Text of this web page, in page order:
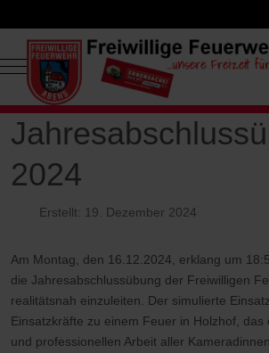
Mobile Menu Toggle
2024
Erstellt: 19. Dezember 2024
Am Montag, den 16.12.2024, erklang um
die Jahresabschlussübung der Freiwilligen
realitätsnah einzuleiten. Der simulierte
Einsatzkräfte zu einem Feuer in Holzhof, das
und professionellen Arbeit aller